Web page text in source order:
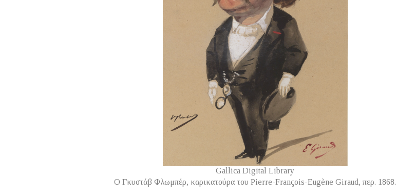
Gallica Digital Library
Ο Γκυστάβ Φλωμπέρ, καρικατούρα του Pierre-François-Eugène Giraud, περ. 1868.